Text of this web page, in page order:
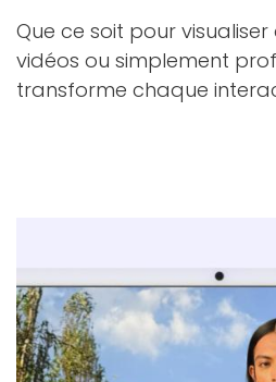
Que ce soit pour
vidéos ou simplement
transforme chaque